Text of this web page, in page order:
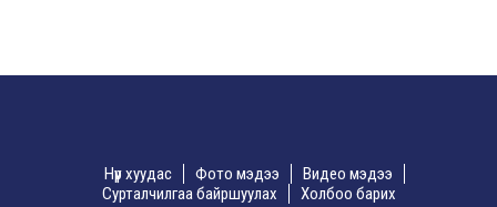
Нүүр хуудас Фото мэдээ
Видео мэдээ
Сурталчилгаа байршуулах
Холбоо барих